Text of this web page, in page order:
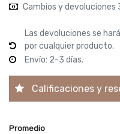
Cambios y devoluciones
Las devoluciones se
por cualquier producto.
Envío: 2-3 días.
Calificaciones y
Promedio